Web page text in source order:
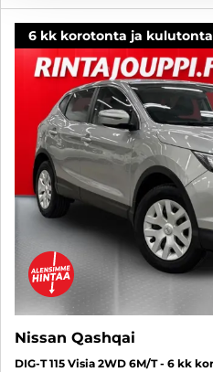
6 kk korotonta ja kulutonta
Nissan Qashqai
DIG-T 115 Visia 2WD 6M/T - 6 kk